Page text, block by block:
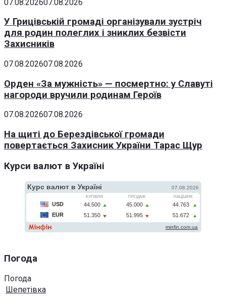
07.08.202607.08.2026
У Грицівській громаді організували зустріч
для родин полеглих і зниклих безвісти
Захисників
07.08.202607.08.2026
Орден «За мужність» — посмертно: у Славуті
нагороди вручили родинам Героїв
07.08.202607.08.2026
На щиті до Берездівської громади
повертається Захисник України Тарас Щур
Курси валют в Україні
Погода
Погода
Шепетівка